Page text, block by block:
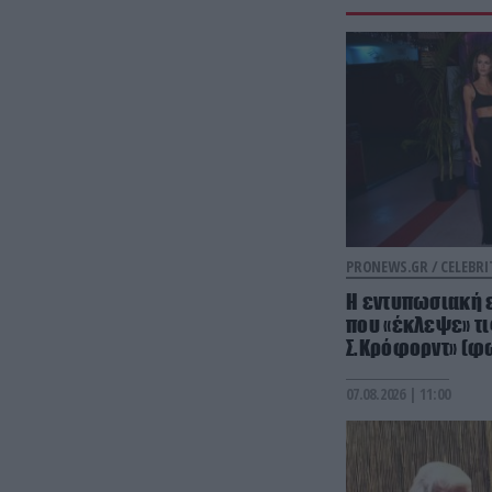
PRONEWS.GR /
Η εντυπωσιακή
που «έκλεψε»
Σ.Κρόφορντ»
07.08.2026 | 11:00